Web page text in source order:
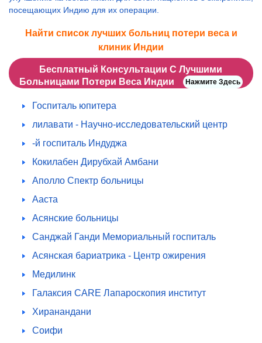
посещающих Индию для их операции.
Найти список лучших больниц потери веса и
клиник Индии
Бесплатный Консультации С Лучшими
Больницами Потери Веса Индии
Нажмите Здесь
Госпиталь юпитера
лилавати - Научно-исследовательский центр
-й госпиталь Индуджа
Кокилабен Дирубхай Амбани
Аполло Спектр больницы
Ааста
Асянские больницы
Санджай Ганди Мемориальный госпиталь
Асянская бариатрика - Центр ожирения
Медилинк
Галаксия CARE Лапароскопия институт
Хиранандани
Соифи